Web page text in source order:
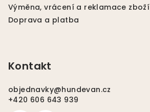
Výměna, vrácení a reklamace zboží
Doprava a platba
Kontakt
objednavky@hundevan.cz
+420 606 643 939